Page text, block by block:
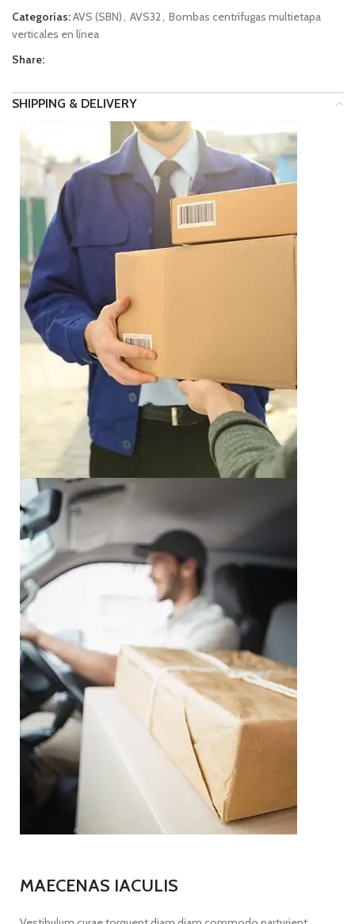
Categorías:AVS (SBN), AVS32, Bombas centrífugas multietapa
verticales en línea
Share:
SHIPPING & DELIVERY
MAECENAS IACULIS